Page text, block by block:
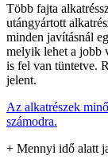
Több fajta
utángyártott
minden javításnál
melyik lehet a jobb
is fel van tüntetve.
jelent.
Az alkatrészek
számodra.
+ Mennyi idő alatt